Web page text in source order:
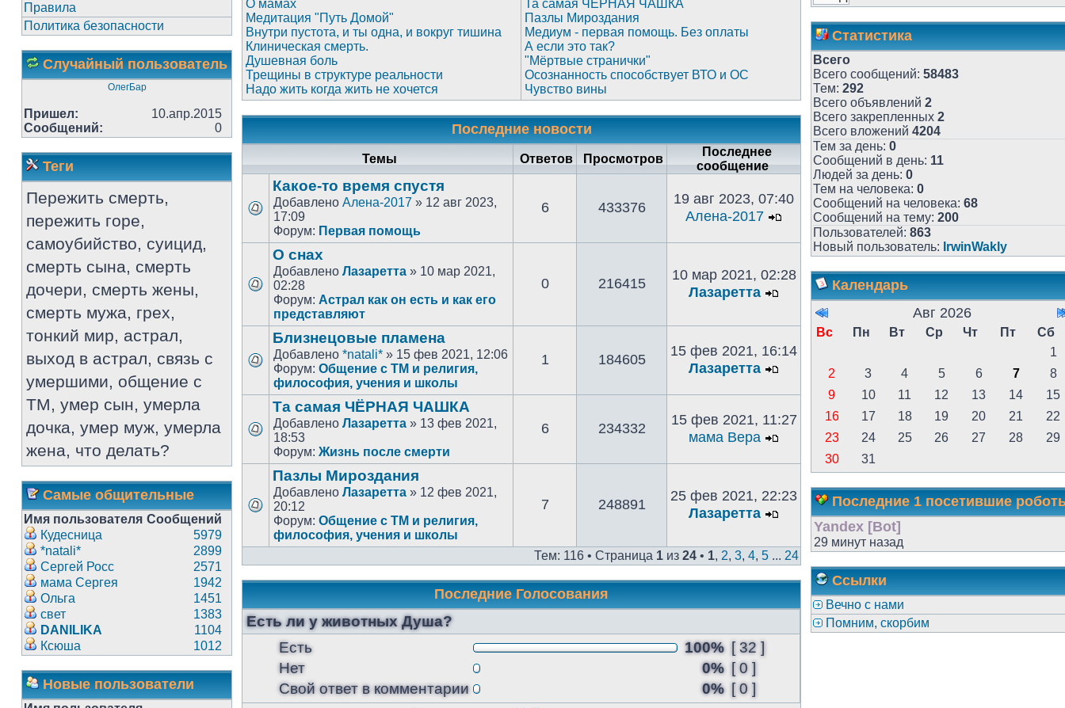
Правила
Политика безопасности
Случайный пользователь
ОлегБар
Пришел:
10.апр.2015
Сообщений:
0
Теги
Пережить смерть,
пережить горе,
самоубийство, суицид,
смерть сына, смерть
дочери, смерть жены,
смерть мужа, грех,
тонкий мир, астрал,
выход в астрал, связь с
умершими, общение с
ТМ, умер сын, умерла
дочка, умер муж, умерла
жена, что делать?
Самые общительные
Имя пользователя Сообщений
Кудесница
5979
*natali*
2899
Сергей Росс
2571
мама Сергея
1942
Ольга
1451
свет
1383
DANILIKA
1104
Ксюша
1012
Новые пользователи
О мамах
Медитация "Путь Домой"
Внутри пустота, и ты одна, и вокруг тишина
Клиническая смерть.
Душевная боль
Трещины в структуре реальности
Надо жить когда жить не хочется
Та самая ЧЁРНАЯ ЧАШКА
Пазлы Мироздания
Медиум - первая помощь. Без оплаты
А если это так?
"Мёртвые странички"
Осознанность способствует ВТО и ОС
Чувство вины
Последние новости
Темы Ответов Просмотров
Последнее
сообщение
Какое-то время спустя
Добавлено Алена-2017 » 12 авг 2023,
17:09
Форум: Первая помощь
6 433376
19 авг 2023, 07:40
Алена-2017
О снах
Добавлено Лазаретта » 10 мар 2021,
02:28
Форум: Астрал как он есть и как его
представляют
0 216415
10 мар 2021, 02:28
Лазаретта
Близнецовые пламена
Добавлено *natali* » 15 фев 2021, 12:06
Форум: Общение с ТМ и религия,
философия, учения и школы
1 184605
15 фев 2021, 16:14
Лазаретта
Та самая ЧЁРНАЯ ЧАШКА
Добавлено Лазаретта » 13 фев 2021,
18:53
Форум: Жизнь после смерти
6 234332
15 фев 2021, 11:27
мама Вера
Пазлы Мироздания
Добавлено Лазаретта » 12 фев 2021,
20:12
Форум: Общение с ТМ и религия,
философия, учения и школы
7 248891
25 фев 2021, 22:23
Лазаретта
Тем: 116 • Страница 1 из 24 • 1, 2, 3, 4, 5 ... 24
Последние Голосования
Есть ли у животных Душа?
Есть
100% [ 32 ]
Нет
0% [ 0 ]
Свой ответ в комментарии
0% [ 0 ]
Статистика
Всего
Всего сообщений: 58483
Тем: 292
Всего объявлений 2
Всего закрепленных 2
Всего вложений 4204
Тем за день: 0
Сообщений в день: 11
Людей за день: 0
Тем на человека: 0
Сообщений на человека: 68
Сообщений на тему: 200
Пользователей: 863
Новый пользователь: IrwinWakly
Календарь
Авг 2026
Вс Пн Вт Ср Чт Пт
Сб
1
2
3 4 5 6 7
8
9
10 11 12 13 14
15
16
17 18 19 20 21
22
23
24 25 26 27 28
29
30
31
Последние 1 посетившие
Yandex [Bot]
29 минут назад
Ссылки
Вечно с нами
Помним, скорбим